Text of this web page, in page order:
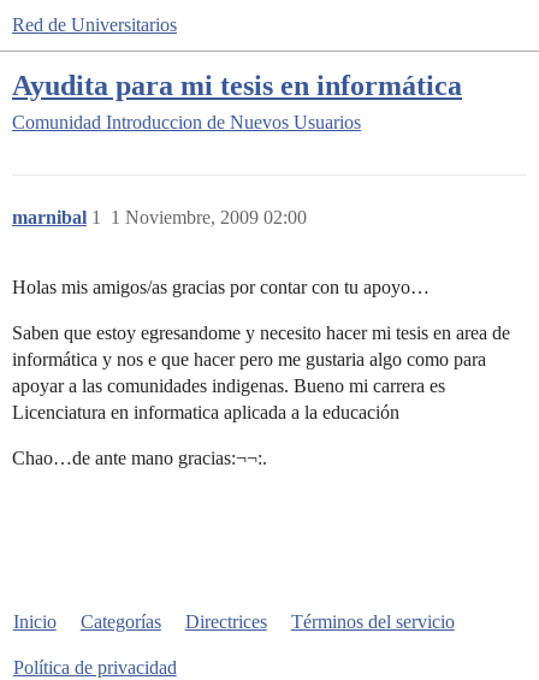
Red de Universitarios
Ayudita para mi tesis en informática
Comunidad Introduccion de Nuevos Usuarios
marnibal 1 Noviembre, 2009 02:00
1
Holas mis amigos/as gracias por contar con tu apoyo…
Saben que estoy egresandome y necesito hacer mi tesis en area de
informática y nos e que hacer pero me gustaria algo como para
apoyar a las comunidades indigenas. Bueno mi carrera es
Licenciatura en informatica aplicada a la educación
Chao…de ante mano gracias:¬¬:.
Inicio Categorías Directrices Términos del servicio
Política de privacidad